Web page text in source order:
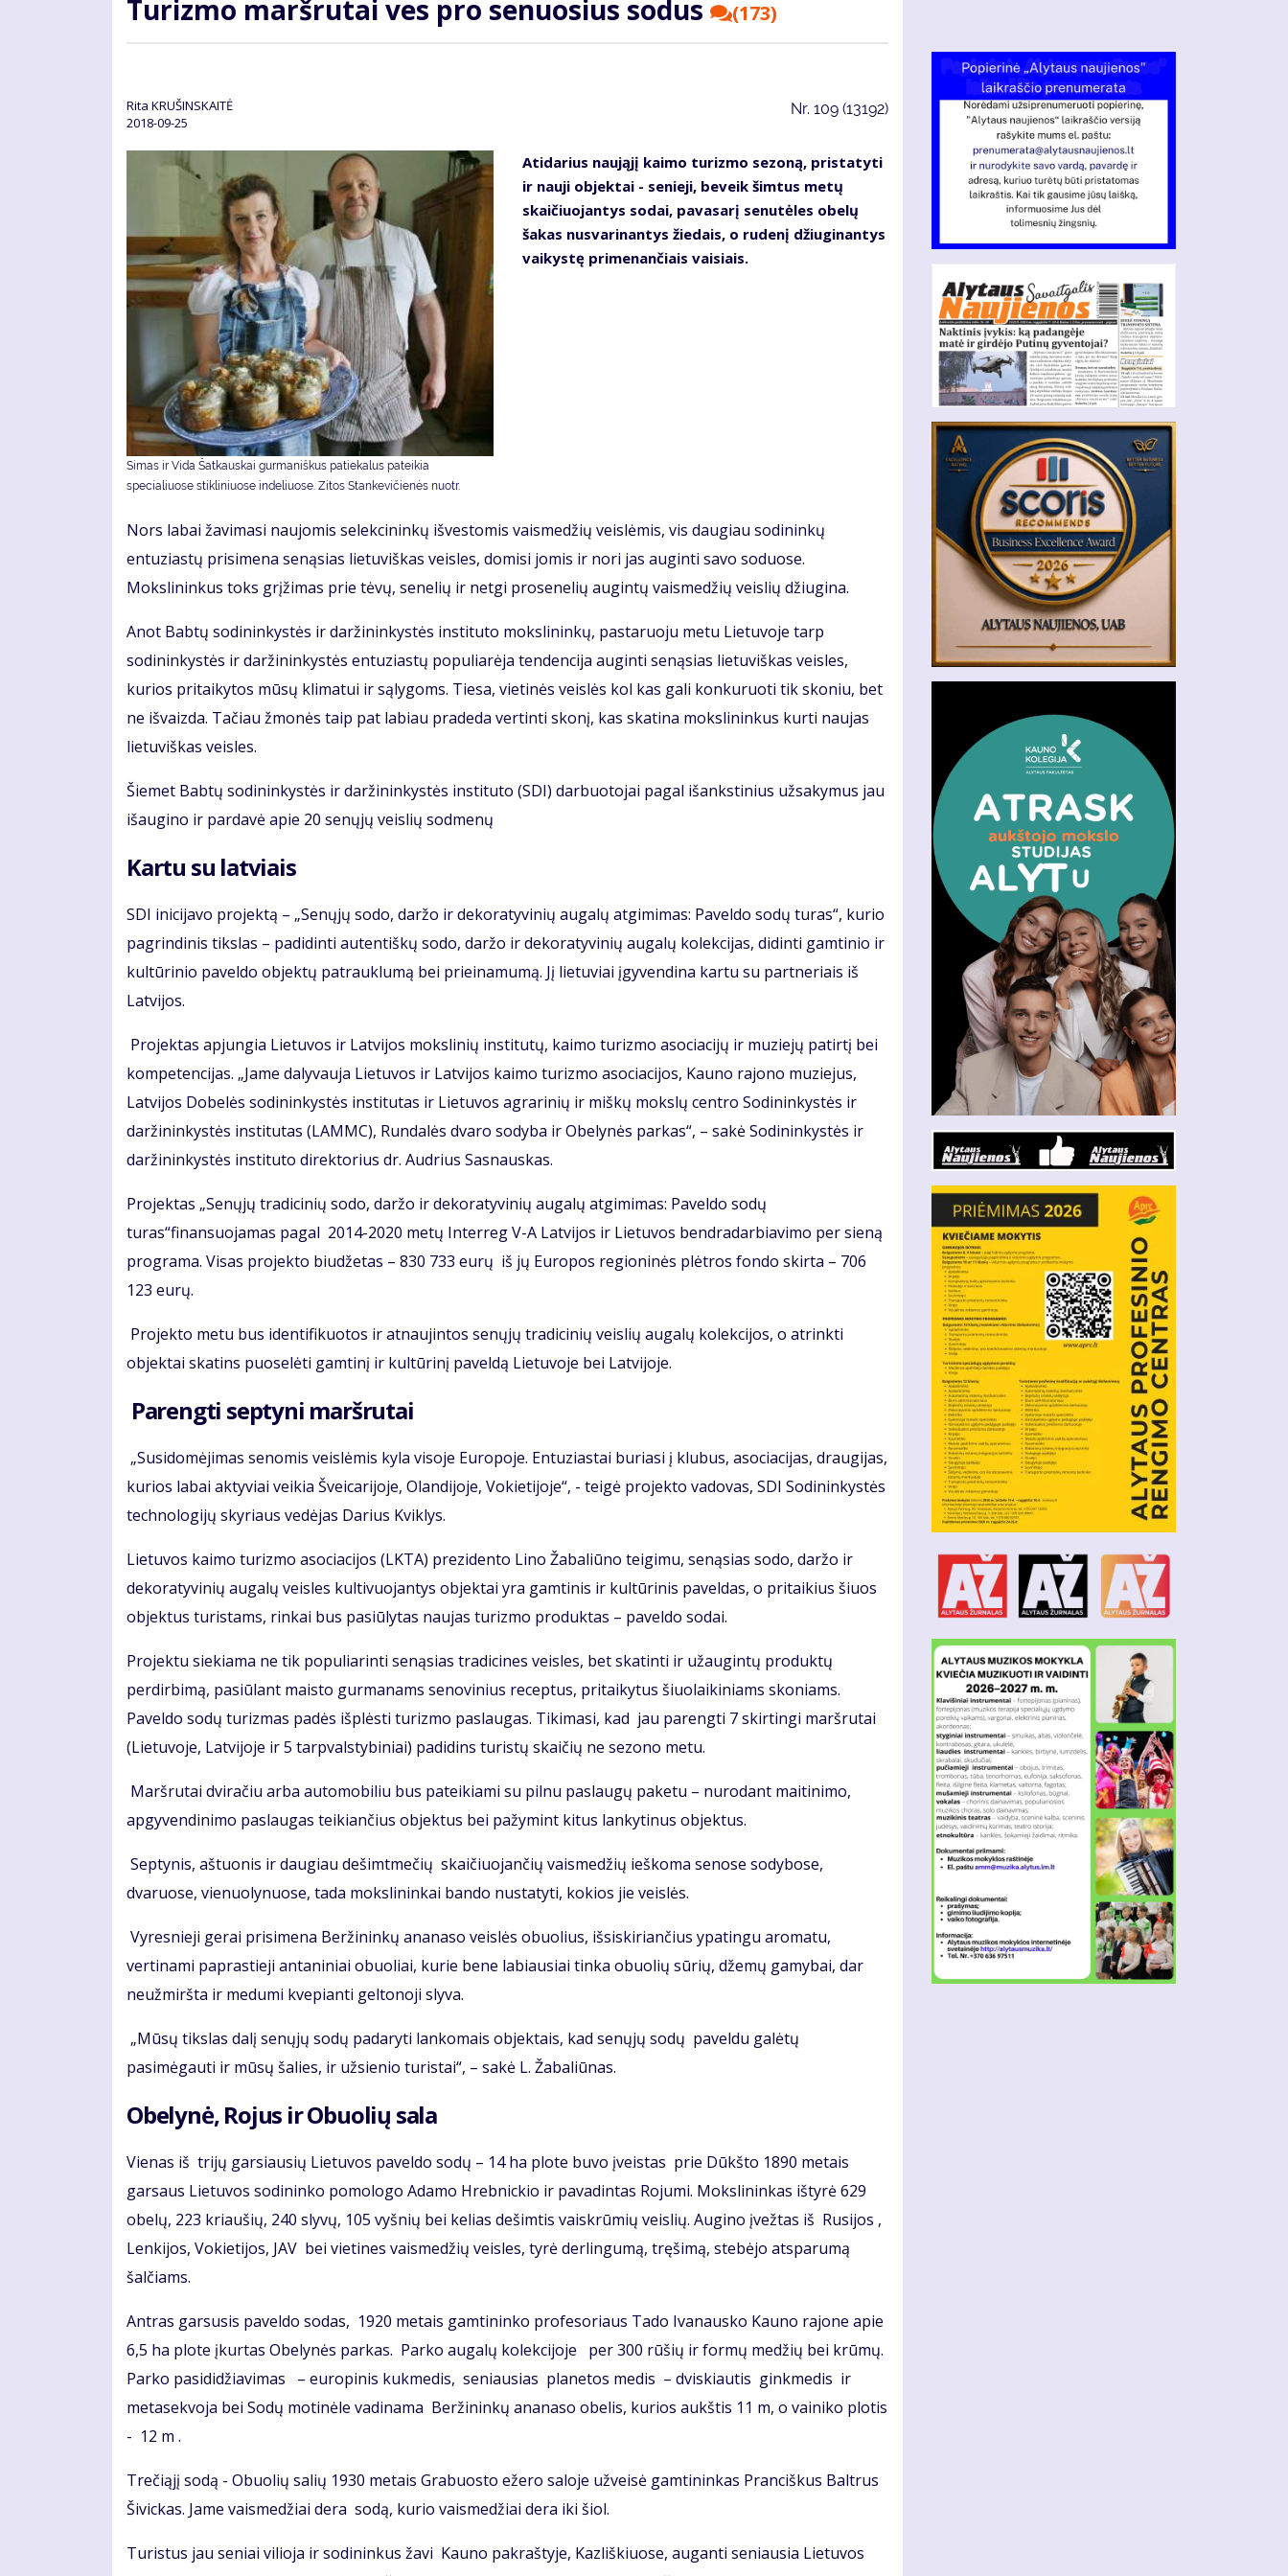
Turizmo maršrutai ves pro senuosius sodus (173)
Rita KRUŠINSKAITĖ
2018-09-25
Nr. 109 (13192)
Simas ir Vida Šatkauskai gurmaniškus patiekalus pateikia
specialiuose stikliniuose indeliuose. Zitos Stankevičienės nuotr.
Atidarius naująjį kaimo turizmo sezoną, pristatyti
ir nauji objektai - senieji, beveik šimtus metų
skaičiuojantys sodai, pavasarį senutėles obelų
šakas nusvarinantys žiedais, o rudenį džiuginantys
vaikystę primenančiais vaisiais.
Nors labai žavimasi naujomis selekcininkų išvestomis vaismedžių veislėmis, vis daugiau sodininkų
entuziastų prisimena senąsias lietuviškas veisles, domisi jomis ir nori jas auginti savo soduose.
Mokslininkus toks grįžimas prie tėvų, senelių ir netgi prosenelių augintų vaismedžių veislių džiugina.
Anot Babtų sodininkystės ir daržininkystės instituto mokslininkų, pastaruoju metu Lietuvoje tarp
sodininkystės ir daržininkystės entuziastų populiarėja tendencija auginti senąsias lietuviškas veisles,
kurios pritaikytos mūsų klimatui ir sąlygoms. Tiesa, vietinės veislės kol kas gali konkuruoti tik skoniu, bet
ne išvaizda. Tačiau žmonės taip pat labiau pradeda vertinti skonį, kas skatina mokslininkus kurti naujas
lietuviškas veisles.
Šiemet Babtų sodininkystės ir daržininkystės instituto (SDI) darbuotojai pagal išankstinius užsakymus jau
išaugino ir pardavė apie 20 senųjų veislių sodmenų
Kartu su latviais
SDI inicijavo projektą – „Senųjų sodo, daržo ir dekoratyvinių augalų atgimimas: Paveldo sodų turas“, kurio
pagrindinis tikslas – padidinti autentiškų sodo, daržo ir dekoratyvinių augalų kolekcijas, didinti gamtinio ir
kultūrinio paveldo objektų patrauklumą bei prieinamumą. Jį lietuviai įgyvendina kartu su partneriais iš
Latvijos.
Projektas apjungia Lietuvos ir Latvijos mokslinių institutų, kaimo turizmo asociacijų ir muziejų patirtį bei
kompetencijas. „Jame dalyvauja Lietuvos ir Latvijos kaimo turizmo asociacijos, Kauno rajono muziejus,
Latvijos Dobelės sodininkystės institutas ir Lietuvos agrarinių ir miškų mokslų centro Sodininkystės ir
daržininkystės institutas (LAMMC), Rundalės dvaro sodyba ir Obelynės parkas“, – sakė Sodininkystės ir
daržininkystės instituto direktorius dr. Audrius Sasnauskas.
Projektas „Senųjų tradicinių sodo, daržo ir dekoratyvinių augalų atgimimas: Paveldo sodų
turas“finansuojamas pagal 2014-2020 metų Interreg V-A Latvijos ir Lietuvos bendradarbiavimo per sieną
programa. Visas projekto biudžetas – 830 733 eurų iš jų Europos regioninės plėtros fondo skirta – 706
123 eurų.
Projekto metu bus identifikuotos ir atnaujintos senųjų tradicinių veislių augalų kolekcijos, o atrinkti
objektai skatins puoselėti gamtinį ir kultūrinį paveldą Lietuvoje bei Latvijoje.
Parengti septyni maršrutai
„Susidomėjimas senomis veislėmis kyla visoje Europoje. Entuziastai buriasi į klubus, asociacijas, draugijas,
kurios labai aktyviai veikia Šveicarijoje, Olandijoje, Vokietijoje“, - teigė projekto vadovas, SDI Sodininkystės
technologijų skyriaus vedėjas Darius Kviklys.
Lietuvos kaimo turizmo asociacijos (LKTA) prezidento Lino Žabaliūno teigimu, senąsias sodo, daržo ir
dekoratyvinių augalų veisles kultivuojantys objektai yra gamtinis ir kultūrinis paveldas, o pritaikius šiuos
objektus turistams, rinkai bus pasiūlytas naujas turizmo produktas – paveldo sodai.
Projektu siekiama ne tik populiarinti senąsias tradicines veisles, bet skatinti ir užaugintų produktų
perdirbimą, pasiūlant maisto gurmanams senovinius receptus, pritaikytus šiuolaikiniams skoniams.
Paveldo sodų turizmas padės išplėsti turizmo paslaugas. Tikimasi, kad jau parengti 7 skirtingi maršrutai
(Lietuvoje, Latvijoje ir 5 tarpvalstybiniai) padidins turistų skaičių ne sezono metu.
Maršrutai dviračiu arba automobiliu bus pateikiami su pilnu paslaugų paketu – nurodant maitinimo,
apgyvendinimo paslaugas teikiančius objektus bei pažymint kitus lankytinus objektus.
Septynis, aštuonis ir daugiau dešimtmečių skaičiuojančių vaismedžių ieškoma senose sodybose,
dvaruose, vienuolynuose, tada mokslininkai bando nustatyti, kokios jie veislės.
Vyresnieji gerai prisimena Beržininkų ananaso veislės obuolius, išsiskiriančius ypatingu aromatu,
vertinami paprastieji antaniniai obuoliai, kurie bene labiausiai tinka obuolių sūrių, džemų gamybai, dar
neužmiršta ir medumi kvepianti geltonoji slyva.
„Mūsų tikslas dalį senųjų sodų padaryti lankomais objektais, kad senųjų sodų paveldu galėtų
pasimėgauti ir mūsų šalies, ir užsienio turistai“, – sakė L. Žabaliūnas.
Obelynė, Rojus ir Obuolių sala
Vienas iš trijų garsiausių Lietuvos paveldo sodų – 14 ha plote buvo įveistas prie Dūkšto 1890 metais
garsaus Lietuvos sodininko pomologo Adamo Hrebnickio ir pavadintas Rojumi. Mokslininkas ištyrė 629
obelų, 223 kriaušių, 240 slyvų, 105 vyšnių bei kelias dešimtis vaiskrūmių veislių. Augino įvežtas iš Rusijos ,
Lenkijos, Vokietijos, JAV bei vietines vaismedžių veisles, tyrė derlingumą, tręšimą, stebėjo atsparumą
šalčiams.
Antras garsusis paveldo sodas, 1920 metais gamtininko profesoriaus Tado Ivanausko Kauno rajone apie
6,5 ha plote įkurtas Obelynės parkas. Parko augalų kolekcijoje per 300 rūšių ir formų medžių bei krūmų.
Parko pasididžiavimas – europinis kukmedis, seniausias planetos medis – dviskiautis ginkmedis ir
metasekvoja bei Sodų motinėle vadinama Beržininkų ananaso obelis, kurios aukštis 11 m, o vainiko plotis
- 12 m .
Trečiąjį sodą - Obuolių salių 1930 metais Grabuosto ežero saloje užveisė gamtininkas Pranciškus Baltrus
Šivickas. Jame vaismedžiai dera sodą, kurio vaismedžiai dera iki šiol.
Turistus jau seniai vilioja ir sodininkus žavi Kauno pakraštyje, Kazliškiuose, auganti seniausia Lietuvos